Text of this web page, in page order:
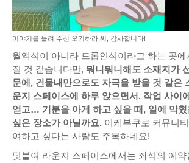
이야기를 들려 주신 오기하라 씨, 감사합니다!
월액식이 아니라 드롭인식이라고 하는 곳
질 것 같습니다만, 뭐니뭐니해도 소재지가
문에, 건물내만으로도 자극을 받을 것 같은
운지 스페이스에 하루 앉으면서, 작업 사이
얻고… 기분을 아게 하고 싶을 때, 일에 막
싶은 장소가 아닐까요. 이케부쿠로 커뮤니
여하고 싶다는 사람도 주목하네요!
덧붙여 라운지 스페이스에서는 좌석의 예